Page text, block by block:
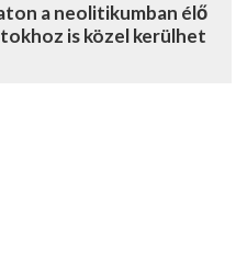
a neolitikumban élő
is közel kerülhet